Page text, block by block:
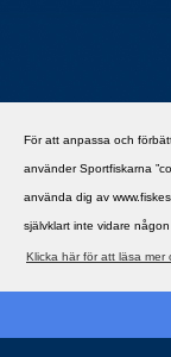
För att anpassa och
använder Sportfiskarna
använda dig av
självklart inte vidare
Klicka här för att läsa mer